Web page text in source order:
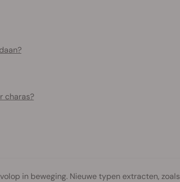
charas?
in beweging. Nieuwe typen extracten, zoals